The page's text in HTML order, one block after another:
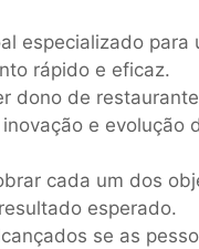
especializado para
rápido e eficaz.
dono de
e evolução
cada um dos
esperado.
se as